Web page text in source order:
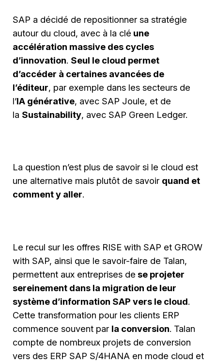
SAP a décidé de repositionner sa stratégie
autour du cloud, avec à la clé une
accélération massive des cycles
d’innovation. Seul le cloud permet
d’accéder à certaines avancées de
l’éditeur, par exemple dans les secteurs de
l’IA générative, avec SAP Joule, et de
la Sustainability, avec SAP Green Ledger.
La question n’est plus de savoir si le cloud est
une alternative mais plutôt de savoir quand et
comment y aller.
Le recul sur les offres RISE with SAP et GROW
with SAP, ainsi que le savoir-faire de Talan,
permettent aux entreprises de se projeter
sereinement dans la migration de leur
système d’information SAP vers le cloud.
Cette transformation pour les clients ERP
commence souvent par la conversion. Talan
compte de nombreux projets de conversion
vers des ERP SAP S/4HANA en mode cloud et